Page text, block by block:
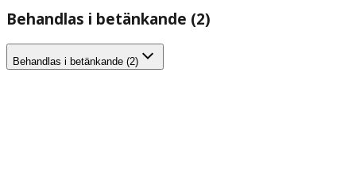
Behandlas i betänkande (2)
Behandlas i betänkande (2)